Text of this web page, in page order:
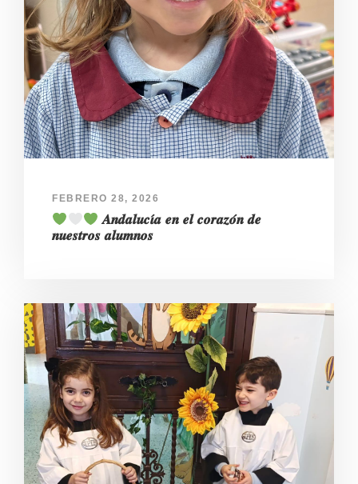
FEBRERO 28, 2026
𝑨𝒏𝒅𝒂𝒍𝒖𝒄𝜾́𝒂 𝒆𝒏 𝒆𝒍 𝒄𝒐𝒓𝒂𝒛𝒐́𝒏 𝒅𝒆
𝒏𝒖𝒆𝒔𝒕𝒓𝒐𝒔 𝒂𝒍𝒖𝒎𝒏𝒐𝒔